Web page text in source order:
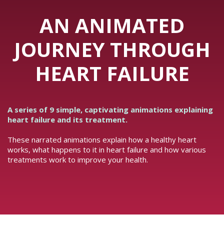
AN ANIMATED
JOURNEY THROUGH
HEART FAILURE
A series of 9 simple, captivating animations explaining
heart failure and its treatment.
These narrated animations explain how a healthy heart
works, what happens to it in heart failure and how various
treatments work to improve your health.